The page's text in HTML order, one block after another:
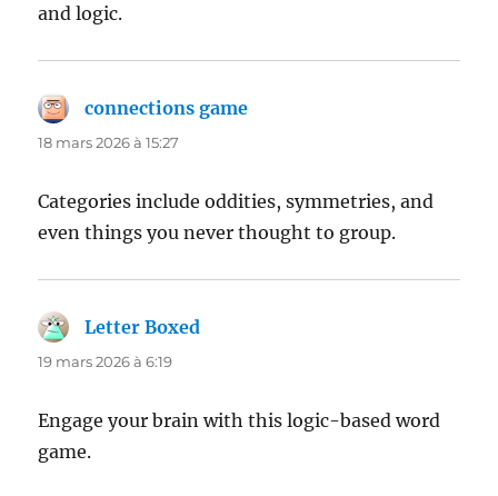
and logic.
connections game
18 mars 2026 à 15:27
Categories include oddities, symmetries, and
even things you never thought to group.
Letter Boxed
19 mars 2026 à 6:19
Engage your brain with this logic-based word
game.